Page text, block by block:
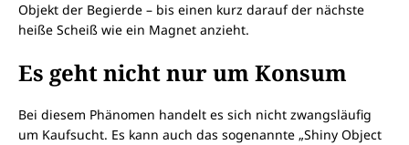
Objekt der Begierde – bis einen kurz darauf der nächste
heiße Scheiß wie ein Magnet anzieht.
Es geht nicht nur um Konsum
Bei diesem Phänomen handelt es sich nicht zwangsläufig
um Kaufsucht. Es kann auch das sogenannte „Shiny Object